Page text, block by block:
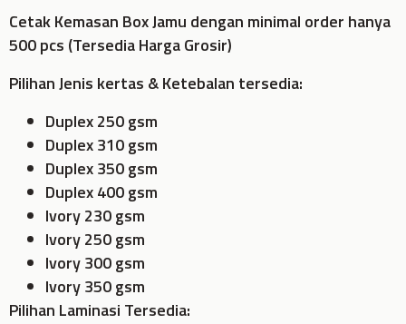
Cetak Kemasan Box Jamu dengan minimal order hanya
500 pcs (Tersedia Harga Grosir)
Pilihan Jenis kertas & Ketebalan tersedia:
Duplex 250 gsm
Duplex 310 gsm
Duplex 350 gsm
Duplex 400 gsm
Ivory 230 gsm
Ivory 250 gsm
Ivory 300 gsm
Ivory 350 gsm
Pilihan Laminasi Tersedia: